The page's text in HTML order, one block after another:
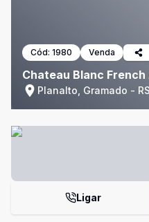
Cód: 1980 Venda
Chateau Blanc
Planalto, Gramado - RS
Ligar